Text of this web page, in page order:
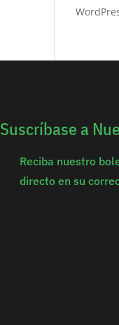
Suscríbase a
Reciba nuestro
directo en su